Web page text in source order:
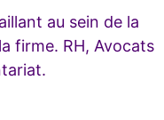
au sein de la
firme. RH, Avocats